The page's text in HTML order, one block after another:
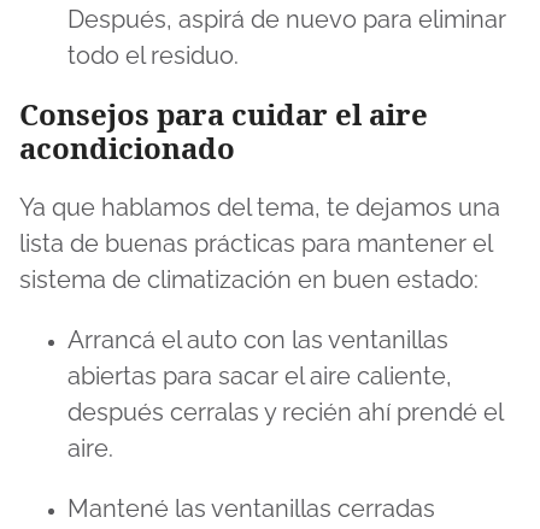
Después, aspirá de nuevo para eliminar
todo el residuo.
Consejos para cuidar el aire
acondicionado
Ya que hablamos del tema, te dejamos una
lista de buenas prácticas para mantener el
sistema de climatización en buen estado:
Arrancá el auto con las ventanillas
abiertas para sacar el aire caliente,
después cerralas y recién ahí prendé el
aire.
Mantené las ventanillas cerradas